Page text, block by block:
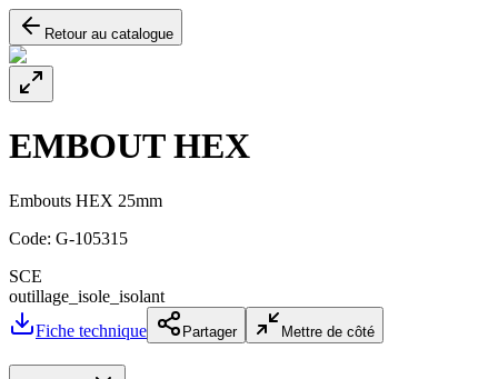
Retour au catalogue
EMBOUT HEX
Embouts HEX 25mm
Code: G-105315
SCE
outillage_isole_isolant
Fiche technique
Partager Mettre de côté